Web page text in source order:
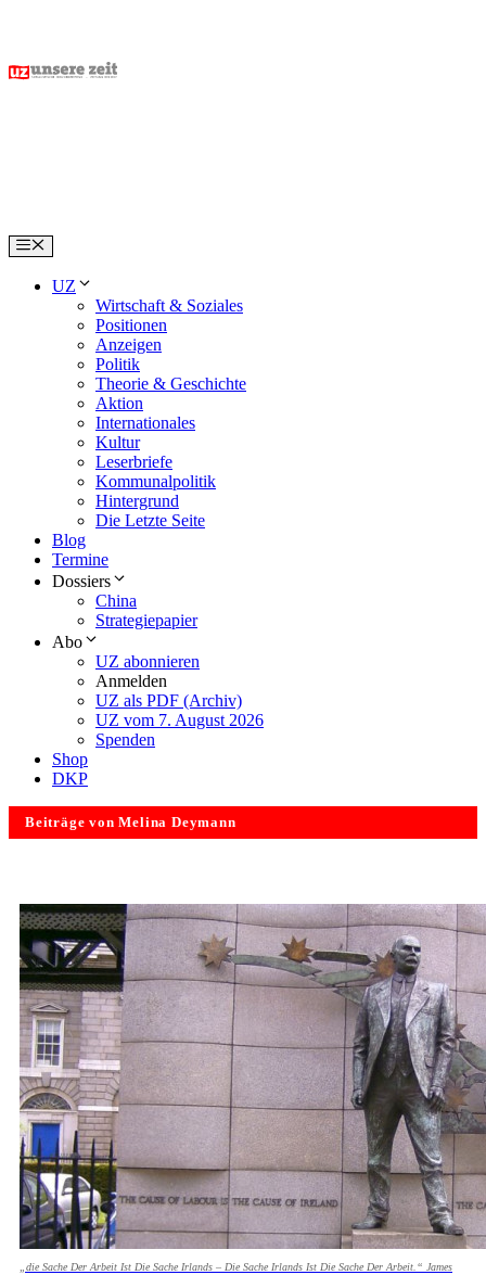
content
Menu
UZ
Wirtschaft & Soziales
Positionen
Anzeigen
Politik
Theorie & Geschichte
Aktion
Internationales
Kultur
Leserbriefe
Kommunalpolitik
Hintergrund
Die Letzte Seite
Blog
Termine
Dossiers
China
Strategiepapier
Abo
UZ abonnieren
Anmelden
UZ als PDF (Archiv)
UZ vom 7. August 2026
Spenden
Shop
DKP
Beiträge von Melina Deymann
„die Sache Der Arbeit Ist Die Sache Irlands – Die Sache Irlands Ist Die Sache Der Arbeit.“ James